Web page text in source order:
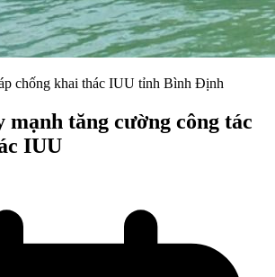
chống khai thác IUU tỉnh Bình Định
tăng cường công tác
IUU